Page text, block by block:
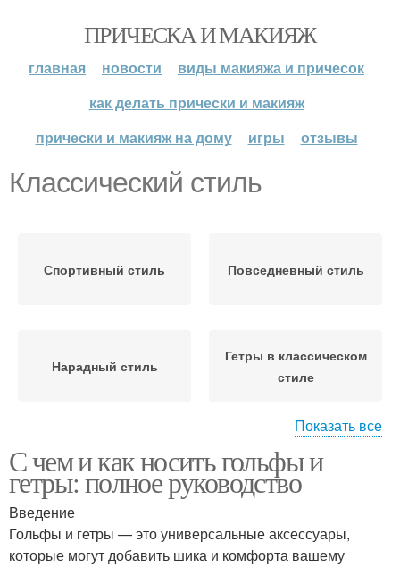
ПРИЧЕСКА И МАКИЯЖ
главная новости
виды макияжа и причесок
как делать прически и макияж
прически и макияж на дому
игры отзывы
Классический стиль
Спортивный стиль Повседневный стиль
Нарадный стиль
Гетры в классическом
стиле
Гетры в мужском стиле Гетры в женском стиле
Советы по стилю
Экспериментальный
Показать все
С чем и как носить гольфы и
гетры: полное руководство
Введение
Гольфы и гетры — это универсальные аксессуары,
которые могут добавить шика и комфорта вашему